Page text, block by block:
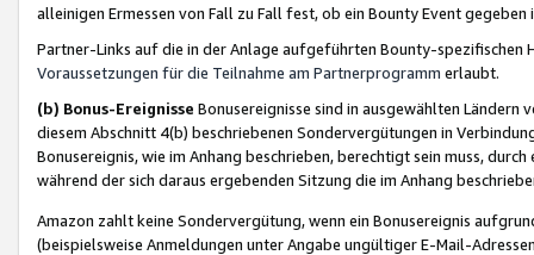
alleinigen Ermessen von Fall zu Fall fest, ob ein Bounty Event
Partner-Links auf die in der Anlage aufgeführten Bounty-spezifischen
Voraussetzungen für die Teilnahme am Partnerprogramm erlaubt.
(b) Bonus-Ereignisse Bonusereignisse sind in ausgewählten Ländern
diesem Abschnitt 4(b) beschriebenen Sondervergütungen in
Bonusereignis, wie im Anhang beschrieben, berechtigt sein muss,
während der sich daraus ergebenden Sitzung die im Anhang
Amazon zahlt keine Sondervergütung, wenn ein Bonusereignis
(beispielsweise Anmeldungen unter Angabe ungültiger E-Mail-